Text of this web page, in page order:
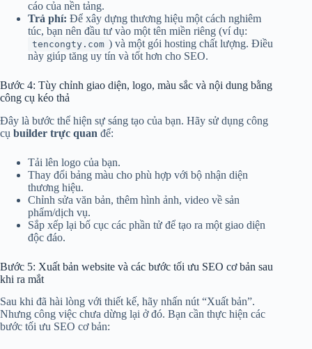
cáo của nền tảng.
Trả phí: Để xây dựng thương hiệu một cách nghiêm
túc, bạn nên đầu tư vào một tên miền riêng (ví dụ:
tencongty.com ) và một gói hosting chất lượng. Điều
này giúp tăng uy tín và tốt hơn cho SEO.
Bước 4: Tùy chỉnh giao diện, logo, màu sắc và nội dung bằng
công cụ kéo thả
Đây là bước thể hiện sự sáng tạo của bạn. Hãy sử dụng công
cụ builder trực quan để:
Tải lên logo của bạn.
Thay đổi bảng màu cho phù hợp với bộ nhận diện
thương hiệu.
Chỉnh sửa văn bản, thêm hình ảnh, video về sản
phẩm/dịch vụ.
Sắp xếp lại bố cục các phần tử để tạo ra một giao diện
độc đáo.
Bước 5: Xuất bản website và các bước tối ưu SEO cơ bản sau
khi ra mắt
Sau khi đã hài lòng với thiết kế, hãy nhấn nút “Xuất bản”.
Nhưng công việc chưa dừng lại ở đó. Bạn cần thực hiện các
bước tối ưu SEO cơ bản: